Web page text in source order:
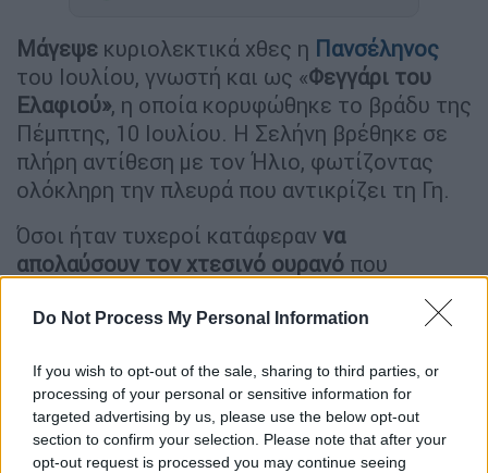
Do Not Process My Personal Information
If you wish to opt-out of the sale, sharing to third parties, or
processing of your personal or sensitive information for
targeted advertising by us, please use the below opt-out
section to confirm your selection. Please note that after your
opt-out request is processed you may continue seeing
Μάγεψε κυριολεκτικά χθες η Πανσέληνος
του Ιουλίου, γνωστή και ως «Φεγγάρι του
Ελαφιού», η οποία κορυφώθηκε το βράδυ της
Πέμπτης, 10 Ιουλίου. Η Σελήνη βρέθηκε σε
πλήρη αντίθεση με τον Ήλιο, φωτίζοντας
ολόκληρη την πλευρά που αντικρίζει τη Γη.
Όσοι ήταν τυχεροί κατάφεραν να
απολαύσουν τον χτεσινό ουρανό που
εικόνες που κατέγραψε ο φακός
ΔΙΑΒΑΣΤΕ ΕΠΙΣΗΣ
Ελλάδα|11.07.2025 07:41